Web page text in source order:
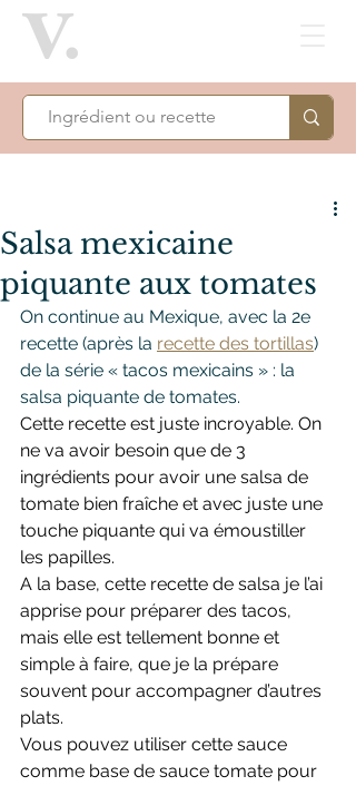
Salsa mexicaine
piquante aux tomates
On continue au Mexique, avec la 2e
recette (après la recette des tortillas)
de la série « tacos mexicains » : la
salsa piquante de tomates.
Cette recette est juste incroyable. On
ne va avoir besoin que de 3
ingrédients pour avoir une salsa de
tomate bien fraîche et avec juste une
touche piquante qui va émoustiller
les papilles.
A la base, cette recette de salsa je l’ai
apprise pour préparer des tacos,
mais elle est tellement bonne et
simple à faire, que je la prépare
souvent pour accompagner d’autres
plats.
Vous pouvez utiliser cette sauce
comme base de sauce tomate pour